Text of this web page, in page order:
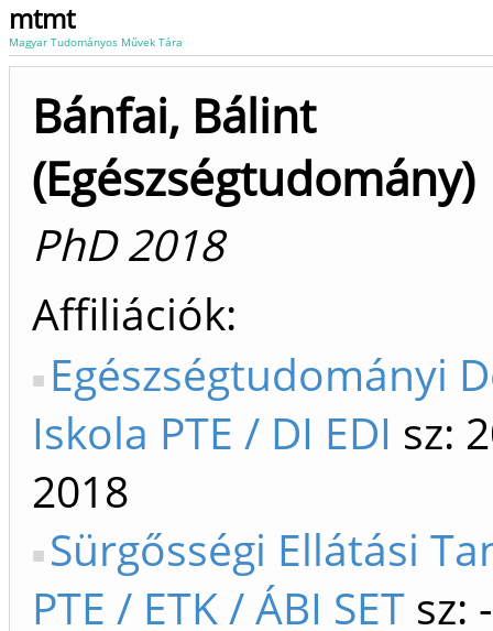
mtmt
Magyar Tudományos Művek Tára
Bánfai, Bálint
(Egészségtudomány)
PhD 2018
Affiliációk
Egészségtudományi
Iskola PTE / DI EDI sz:
2018
Sürgősségi Ellátási
PTE / ETK / ÁBI SET sz: